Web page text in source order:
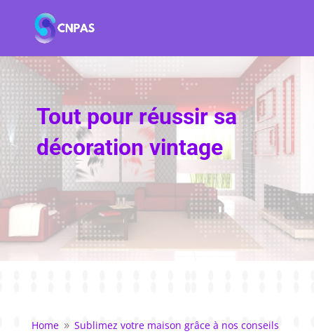
Tout pour réussir sa
décoration vintage
Home 9 Sublimez votre maison grâce à nos conseils